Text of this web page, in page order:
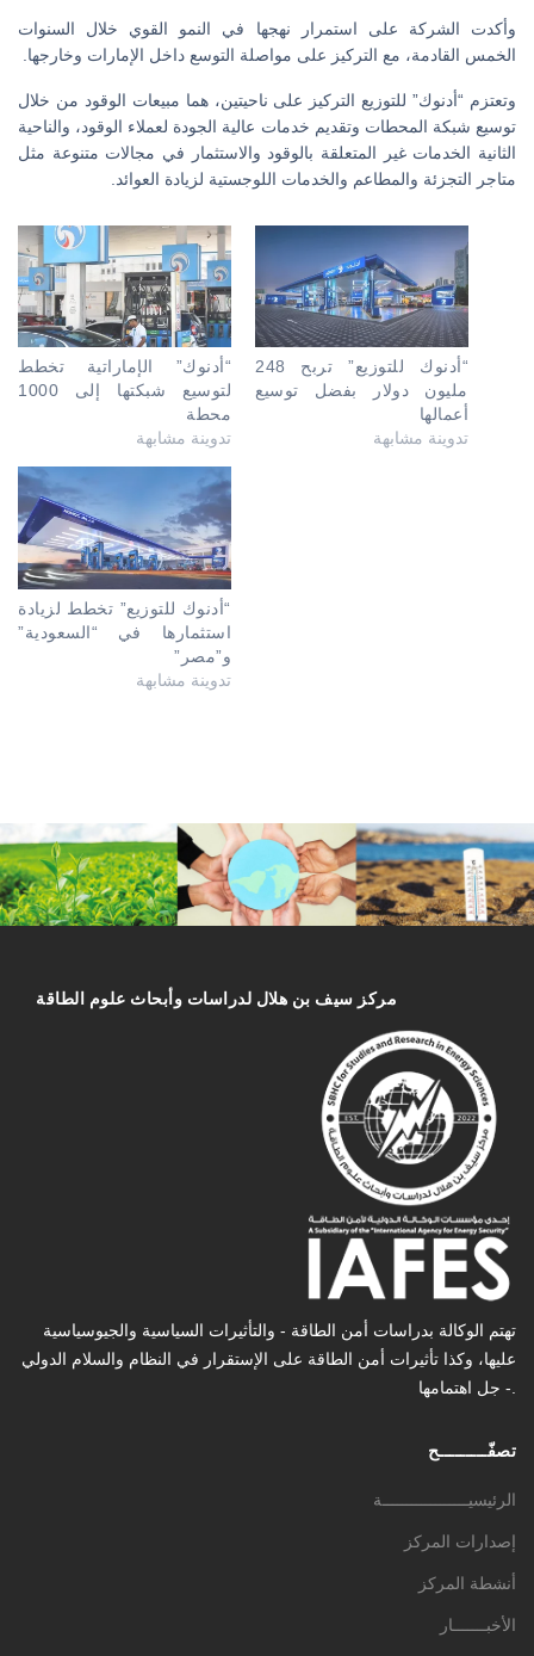
وأكدت الشركة على استمرار نهجها في النمو القوي خلال السنوات
الخمس القادمة، مع التركيز على مواصلة التوسع داخل الإمارات وخارجها.
وتعتزم “أدنوك” للتوزيع التركيز على ناحيتين، هما مبيعات الوقود من خلال
توسيع شبكة المحطات وتقديم خدمات عالية الجودة لعملاء الوقود، والناحية
الثانية الخدمات غير المتعلقة بالوقود والاستثمار في مجالات متنوعة مثل
متاجر التجزئة والمطاعم والخدمات اللوجستية لزيادة العوائد.
“أدنوك” الإماراتية تخطط
لتوسيع شبكتها إلى 1000
محطة
تدوينة مشابهة
“أدنوك للتوزيع” تربح 248
مليون دولار بفضل توسيع
أعمالها
تدوينة مشابهة
“أدنوك للتوزيع” تخطط لزيادة
استثمارها في “السعودية”
و”مصر”
تدوينة مشابهة
مركز سیف بن هلال لدراسات وأبحاث علوم الطاقة
تهتم الوكالة بدراسات أمن الطاقة - والتأثیرات السیاسیة والجیوسیاسیة
عليها، وكذا تأثیرات أمن الطاقة على الإستقرار في النظام والسلام الدولي
- جل اهتمامها.
تصفّـــــــــح
الرئيسيــــــــــــــــــة
إصدارات المركز
أنشطة المركز
الأخبـــــــار